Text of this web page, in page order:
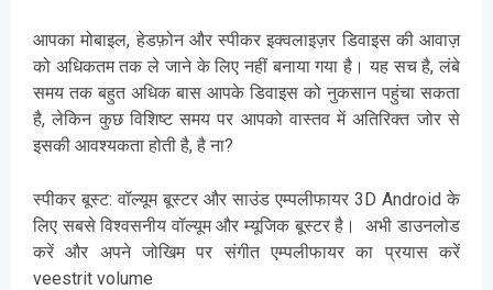
आपका मोबाइल, हेडफ़ोन और स्पीकर इक्वलाइज़र डिवाइस की आवाज़
को अधिकतम तक ले जाने के लिए नहीं बनाया गया है। यह सच है, लंबे
समय तक बहुत अधिक बास आपके डिवाइस को नुकसान पहुंचा सकता
है, लेकिन कुछ विशिष्ट समय पर आपको वास्तव में अतिरिक्त जोर से
इसकी आवश्यकता होती है, है ना?
स्पीकर बूस्ट: वॉल्यूम बूस्टर और साउंड एम्पलीफायर 3D Android के
लिए सबसे विश्वसनीय वॉल्यूम और म्यूजिक बूस्टर है। अभी डाउनलोड
करें और अपने जोखिम पर संगीत एम्पलीफायर का प्रयास करें
veestrit volume